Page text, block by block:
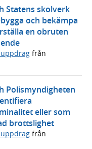
Statens skolverk
och bekämpa
en obruten
från
Polismyndigheten
eller som
brottslighet
från